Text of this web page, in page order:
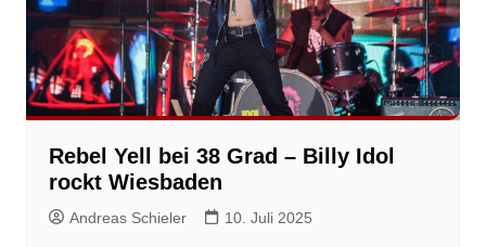
Rebel Yell bei 38 Grad – Billy Idol
rockt Wiesbaden
Andreas Schieler 10. Juli 2025